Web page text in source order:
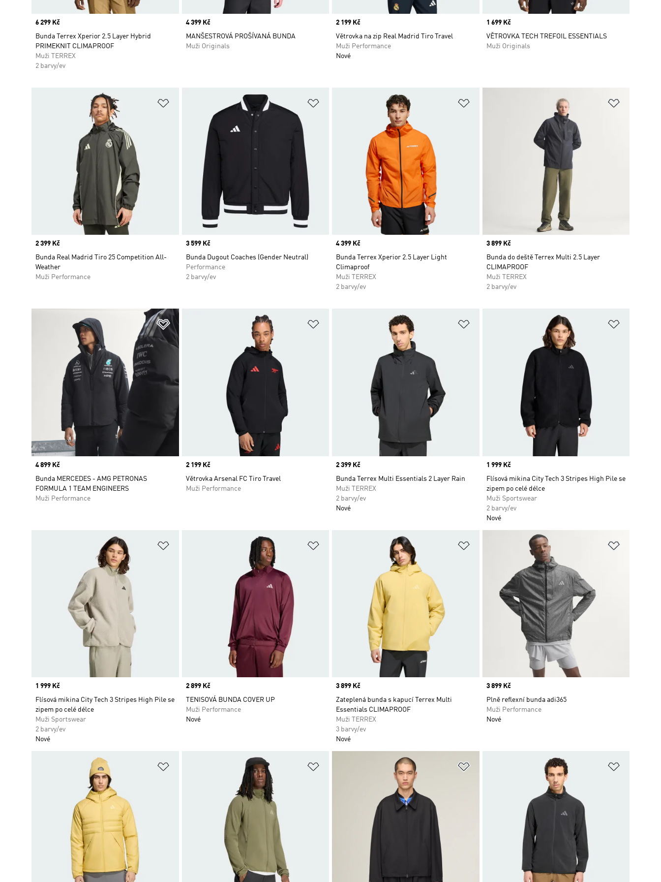
Price
6 299 Kč
Bunda Terrex Xperior 2.5 Layer Hybrid
PRIMEKNIT CLIMAPROOF
Muži TERREX
2 barvy/ev
Price
4 399 Kč
MANŠESTROVÁ PROŠÍVANÁ BUNDA
Muži Originals
Price
2 199 Kč
Větrovka na zip Real Madrid Tiro Travel
Muži Performance
Nové
Price
1 699 Kč
VĚTROVKA TECH TREFOIL ESSENTIALS
Muži Originals
Přidat do seznamu přání
Price
2 399 Kč
Bunda Real Madrid Tiro 25 Competition All-
Weather
Muži Performance
Přidat do seznamu přání
Price
3 599 Kč
Bunda Dugout Coaches (Gender Neutral)
Performance
2 barvy/ev
Price
4 399 Kč
Bunda Terrex Xperior 2.5 Layer Light
Climaproof
Muži TERREX
2 barvy/ev
Price
3 899 Kč
Bunda do deště Terrex Multi 2.5 Layer
CLIMAPROOF
Muži TERREX
2 barvy/ev
Přidat do seznamu přání
Price
4 899 Kč
Bunda MERCEDES - AMG PETRONAS
FORMULA 1 TEAM ENGINEERS
Muži Performance
Přidat do seznamu přání
Price
2 199 Kč
Větrovka Arsenal FC Tiro Travel
Muži Performance
Přidat do seznamu přání
Price
2 399 Kč
Bunda Terrex Multi Essentials 2 Layer Rain
Muži TERREX
2 barvy/ev
Nové
Price
1 999 Kč
Flísová mikina City Tech 3 Stripes High Pile se
zipem po celé délce
Muži Sportswear
2 barvy/ev
Nové
Přidat do seznamu přání
Price
1 999 Kč
Flísová mikina City Tech 3 Stripes High Pile se
zipem po celé délce
Muži Sportswear
2 barvy/ev
Nové
Přidat do seznamu přání
Price
2 899 Kč
TENISOVÁ BUNDA COVER UP
Muži Performance
Nové
Přidat do seznamu přání
Price
3 899 Kč
Zateplená bunda s kapucí Terrex Multi
Essentials CLIMAPROOF
Muži TERREX
3 barvy/ev
Nové
Price
3 899 Kč
Plně reflexní bunda adi365
Muži Performance
Nové
Přidat do seznamu přání Přidat do seznamu přání Přidat do seznamu přání